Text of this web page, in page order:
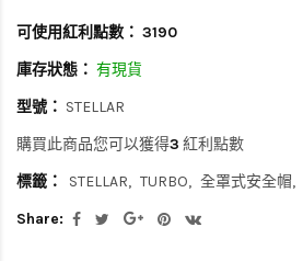
可使用紅利點數： 3190
庫存狀態： 有現貨
型號： STELLAR
購買此商品您可以獲得3 紅利點數
標籤：
STELLAR TURBO 全罩式安全帽
Share: